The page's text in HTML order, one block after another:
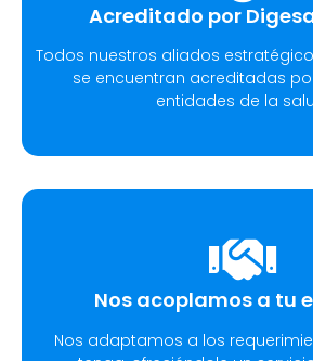
Acreditado por
Todos nuestros aliados
se encuentran acreditadas
entidades de la
Nos acoplamos a tu
Nos adaptamos a los